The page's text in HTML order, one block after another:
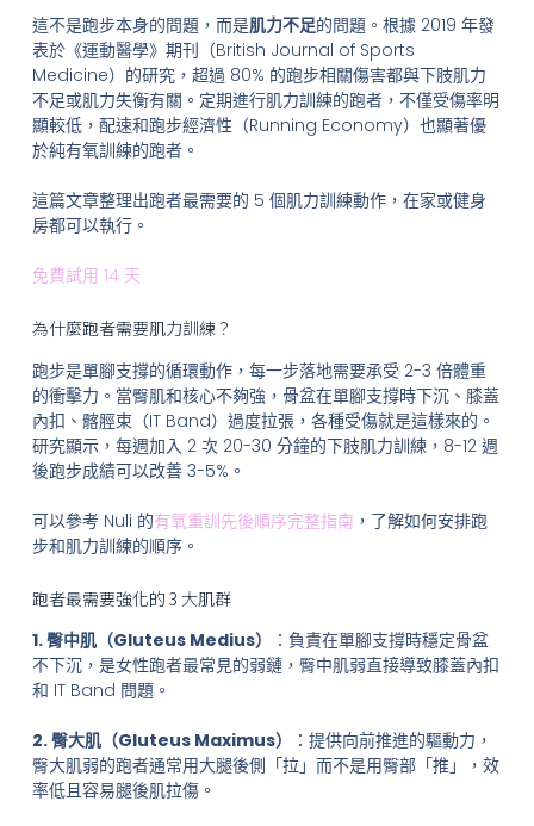
這不是跑步本身的問題，而是肌力不足的問題。根據 2019 年發
表於《運動醫學》期刊（British Journal of Sports
Medicine）的研究，超過 80% 的跑步相關傷害都與下肢肌力
不足或肌力失衡有關。定期進行肌力訓練的跑者，不僅受傷率明
顯較低，配速和跑步經濟性（Running Economy）也顯著優
於純有氧訓練的跑者。
這篇文章整理出跑者最需要的 5 個肌力訓練動作，在家或健身
房都可以執行。
免費試用 14 天
為什麼跑者需要肌力訓練？
跑步是單腳支撐的循環動作，每一步落地需要承受 2-3 倍體重
的衝擊力。當臀肌和核心不夠強，骨盆在單腳支撐時下沉、膝蓋
內扣、髂脛束（IT Band）過度拉張，各種受傷就是這樣來的。
研究顯示，每週加入 2 次 20-30 分鐘的下肢肌力訓練，8-12 週
後跑步成績可以改善 3-5%。
可以參考 Nuli 的有氧重訓先後順序完整指南 ，了解如何安排跑
步和肌力訓練的順序。
跑者最需要強化的 3 大肌群
1. 臀中肌（Gluteus Medius）
：負責在單腳支撐時穩定骨盆
不下沉，是女性跑者最常見的弱鏈，臀中肌弱直接導致膝蓋內扣
和 IT Band 問題。
2. 臀大肌（Gluteus Maximus）
：提供向前推進的驅動力，
臀大肌弱的跑者通常用大腿後側「拉」而不是用臀部「推」，效
率低且容易腿後肌拉傷。